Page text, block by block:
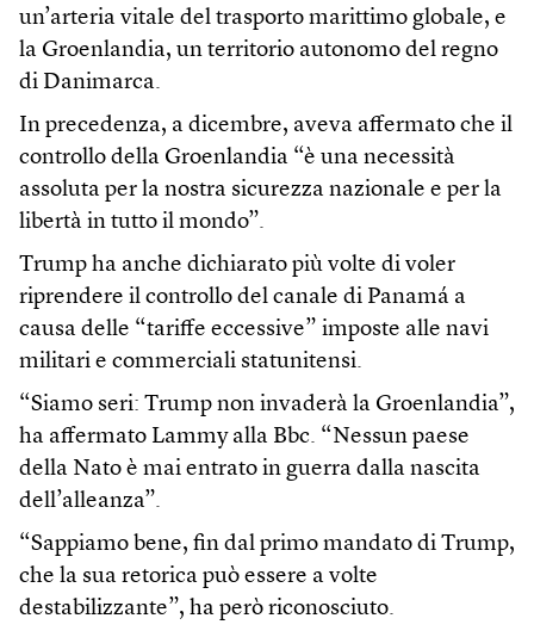
un’arteria vitale del trasporto marittimo globale, e
la Groenlandia, un territorio autonomo del regno
di Danimarca.
In precedenza, a dicembre, aveva affermato che il
controllo della Groenlandia “è una necessità
assoluta per la nostra sicurezza nazionale e per la
libertà in tutto il mondo”.
Trump ha anche dichiarato più volte di voler
riprendere il controllo del canale di Panamá a
causa delle “tariffe eccessive” imposte alle navi
militari e commerciali statunitensi.
“Siamo seri: Trump non invaderà la Groenlandia”,
ha affermato Lammy alla Bbc. “Nessun paese
della Nato è mai entrato in guerra dalla nascita
dell’alleanza”.
“Sappiamo bene, fin dal primo mandato di Trump,
che la sua retorica può essere a volte
destabilizzante”, ha però riconosciuto.